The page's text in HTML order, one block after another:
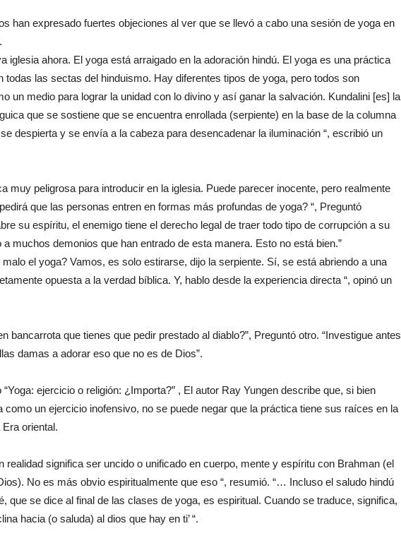
han expresado fuertes objeciones al ver que se llevó a cabo una sesión de yoga en
iglesia ahora. El yoga está arraigado en la adoración hindú. El yoga es una práctica
todas las sectas del hinduismo. Hay diferentes tipos de yoga, pero todos son
un medio para lograr la unidad con lo divino y así ganar la salvación. Kundalini [es] la
que se sostiene que se encuentra enrollada (serpiente) en la base de la columna
despierta y se envía a la cabeza para desencadenar la iluminación “, escribió un
muy peligrosa para introducir en la iglesia. Puede parecer inocente, pero realmente
que las personas entren en formas más profundas de yoga? “, Preguntó
su espíritu, el enemigo tiene el derecho legal de traer todo tipo de corrupción a su
muchos demonios que han entrado de esta manera. Esto no está bien.”
malo el yoga? Vamos, es solo estirarse, dijo la serpiente. Sí, se está abriendo a una
opuesta a la verdad bíblica. Y, hablo desde la experiencia directa “, opinó un
bancarrota que tienes que pedir prestado al diablo?”, Preguntó otro. “Investigue antes
damas a adorar eso que no es de Dios”.
“Yoga: ejercicio o religión: ¿Importa?” , El autor Ray Yungen describe que, si bien
como un ejercicio inofensivo, no se puede negar que la práctica tiene sus raíces en la
oriental.
realidad significa ser uncido o unificado en cuerpo, mente y espíritu con Brahman (el
No es más obvio espiritualmente que eso “, resumió. “… Incluso el saludo hindú
que se dice al final de las clases de yoga, es espiritual. Cuando se traduce, significa,
hacia (o saluda) al dios que hay en ti’ “.